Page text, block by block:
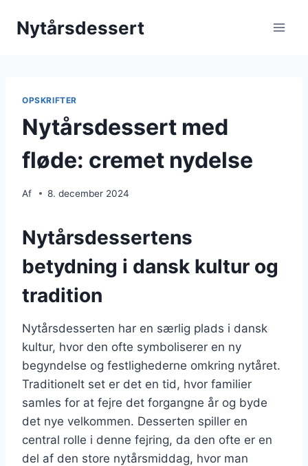
Nytårsdessert
OPSKRIFTER
Nytårsdessert med
fløde: cremet nydelse
Af 8. december 2024
Nytårsdessertens
betydning i dansk kultur og
tradition
Nytårsdesserten har en særlig plads i dansk
kultur, hvor den ofte symboliserer en ny
begyndelse og festlighederne omkring nytåret.
Traditionelt set er det en tid, hvor familier
samles for at fejre det forgangne år og byde
det nye velkommen. Desserten spiller en
central rolle i denne fejring, da den ofte er en
del af den store nytårsmiddag, hvor man